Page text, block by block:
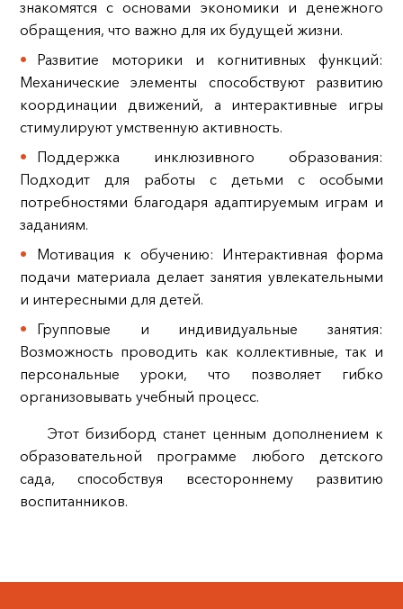
знакомятся с основами экономики и денежного
обращения, что важно для их будущей жизни.
Развитие моторики и когнитивных функций:
Механические элементы способствуют развитию
координации движений, а интерактивные игры
стимулируют умственную активность.
Поддержка инклюзивного образования:
Подходит для работы с детьми с особыми
потребностями благодаря адаптируемым играм и
заданиям.
Мотивация к обучению: Интерактивная форма
подачи материала делает занятия увлекательными
и интересными для детей.
Групповые и индивидуальные занятия:
Возможность проводить как коллективные, так и
персональные уроки, что позволяет гибко
организовывать учебный процесс.
Этот бизиборд станет ценным дополнением к
образовательной программе любого детского
сада, способствуя всестороннему развитию
воспитанников.